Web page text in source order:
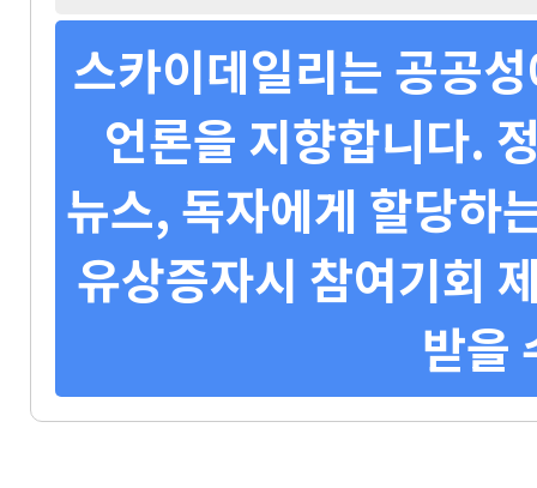
스카이데일리는 공공
언론을 지향합니다.
뉴스, 독자에게 할당하
유상증자시 참여기회
받을